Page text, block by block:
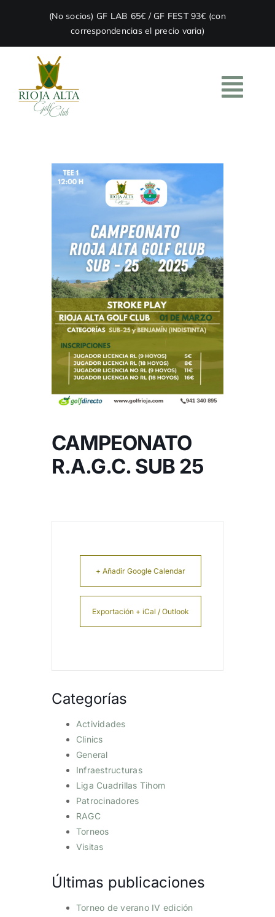
(No socios) GF LAB 65€ / GF FEST 93€ (con
correspondencias el precio varia)
NOTICIAS
HAZTE SOCIO
CAMPEONATO
R.A.G.C. SUB 25
+ Añadir Google Calendar
Exportación + iCal / Outlook
Categorías
Actividades
Clinics
General
Infraestructuras
Liga Cuadrillas Tihom
Patrocinadores
RAGC
Torneos
Visitas
Últimas publicaciones
Torneo de verano IV edición